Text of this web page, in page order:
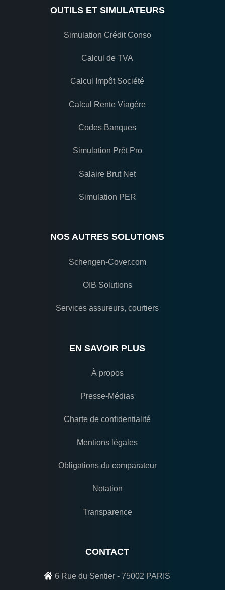
OUTILS ET SIMULATEURS
Simulation Crédit Conso
Calcul de TVA
Calcul Impôt Société
Calcul Rente Viagère
Codes Banques
Simulation Prêt Pro
Salaire Brut Net
Simulation PER
NOS AUTRES SOLUTIONS
Schengen-Cover.com
OIB Solutions
Services assureurs, courtiers
EN SAVOIR PLUS
À propos
Presse-Médias
Charte de confidentialité
Mentions légales
Obligations du comparateur
Notation
Transparence
CONTACT
6 Rue du Sentier - 75002 PARIS